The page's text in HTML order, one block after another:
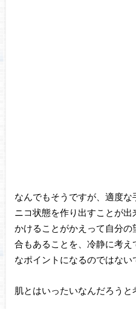
なんでもそうですが、適度
ニコ状態を作り出すことが
かけることがかえって自分
合もあることを、冷静に考
なポイントになるのではない
肌とはいったいなんだろうと